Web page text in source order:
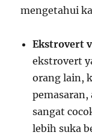
mengetahui
Ekstrovert
ekstrovert
orang lain,
sangat
lebih suka